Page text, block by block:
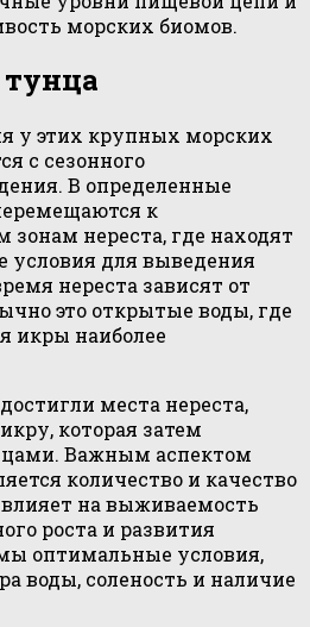
морских биомов.
у этих крупных морских
с сезонного
В определенные
к
нереста, где находят
условия для выведения
нереста зависят от
это открытые воды, где
икры наиболее
места нереста,
которая затем
Важным аспектом
количество и качество
на выживаемость
роста и развития
оптимальные условия,
воды, соленость и наличие